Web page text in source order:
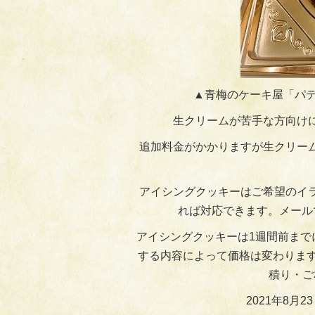
▲青梅のケーキ屋「パ
生クリームが苦手な方向け
追加料金がかかりますが生クリー
アイシングクッキーはご希望のイ
れば対応できます。メー
アイシングクッキーは1週間前ま
する内容によって価格は変わりま
積り・
2021年8月